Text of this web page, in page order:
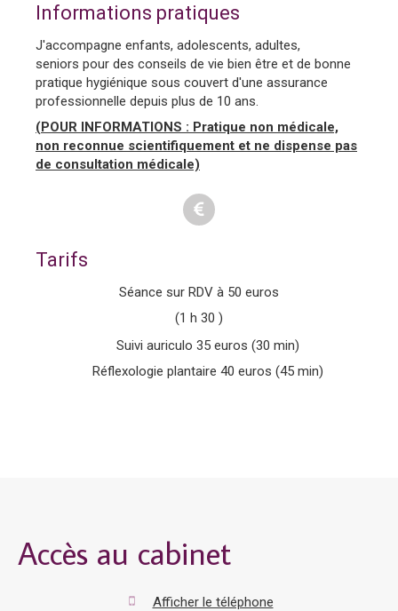
Informations pratiques
J'accompagne enfants, adolescents, adultes,
seniors pour des conseils de vie bien être et de bonne
pratique hygiénique sous couvert d'une assurance
professionnelle depuis plus de 10 ans.
(POUR INFORMATIONS : Pratique non médicale,
non reconnue scientifiquement et ne dispense pas
de consultation médicale)
Tarifs
Séance sur RDV à 50 euros
(1 h 30 )
Suivi auriculo 35 euros (30 min)
Réflexologie plantaire 40 euros (45 min)
Accès au cabinet
Afficher le téléphone